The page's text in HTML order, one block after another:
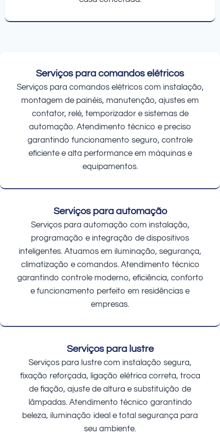
Serviços para comandos elétricos
Serviços para comandos elétricos com instalação,
montagem de painéis, manutenção, ajustes em
contator, relé, temporizador e sistemas de
automação. Atendimento técnico e preciso
garantindo funcionamento seguro, controle
eficiente e alta performance em máquinas e
equipamentos.
Serviços para automação
Serviços para automação com instalação,
programação e integração de dispositivos
inteligentes. Atuamos em iluminação, segurança,
climatização e comandos. Atendimento técnico
garantindo controle moderno, eficiência, conforto
e funcionamento perfeito em residências e
empresas.
Serviços para lustre
Serviços para lustre com instalação segura,
fixação reforçada, ligação elétrica correta, troca
de fiação, ajuste de altura e substituição de
lâmpadas. Atendimento técnico garantindo
beleza, iluminação ideal e total segurança para
seu ambiente.